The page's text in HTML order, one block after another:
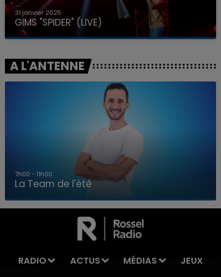
LA TEAM DE L'ÉTÉ
31 janvier 2025
GIMS "SPIDER" (LIVE)
A L'ANTENNE
7h00 - 11h00
La Team de l'été
RADIO ACTUS MÉDIAS
JEUX